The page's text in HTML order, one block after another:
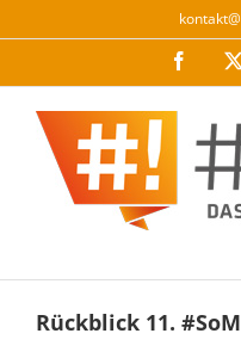
Inhalt
Rückblick 11.